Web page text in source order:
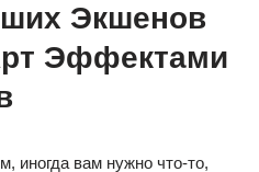
Экшенов
Эффектами
иногда вам нужно что-то,